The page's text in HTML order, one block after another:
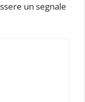
un segnale